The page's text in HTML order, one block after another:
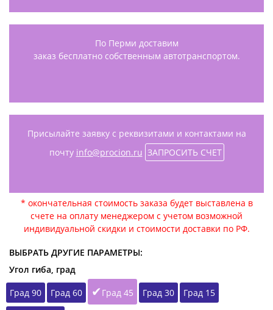
По Перми доставим
заказ бесплатно собственным автотранспортом.
Присылайте заявку с реквизитами и контактами на
почту info@procion.ru ЗАПРОСИТЬ СЧЕТ
* окончательная стоимость заказа будет выставлена в
счете на оплату менеджером с учетом возможной
индивидуальной скидки и стоимости доставки по РФ.
ВЫБРАТЬ ДРУГИЕ ПАРАМЕТРЫ:
Угол гиба, град
Град 90
Град 60 Град 45 Град 30 Град 15